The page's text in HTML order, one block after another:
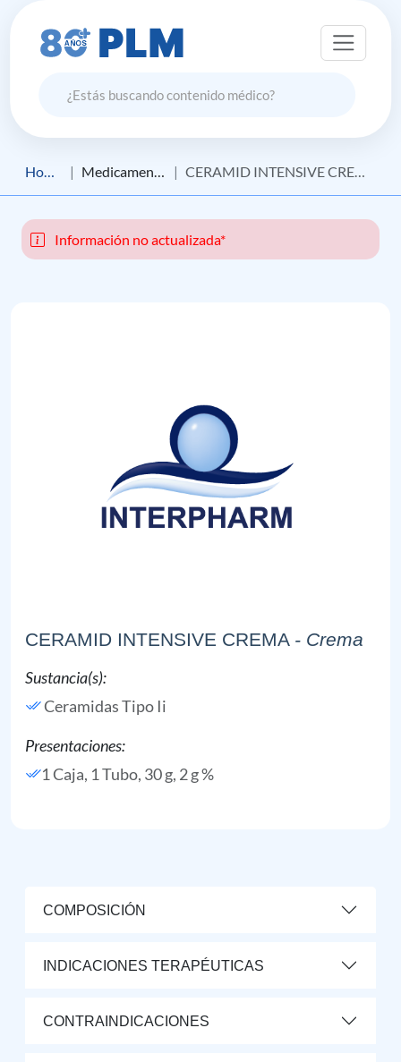
Home Medicamento CERAMID INTENSIVE CREMA
Información no actualizada*
CERAMID INTENSIVE CREMA - Crema
Sustancia(s):
Ceramidas Tipo Ii
Presentaciones:
1 Caja, 1 Tubo, 30 g, 2 g %
COMPOSICIÓN
INDICACIONES TERAPÉUTICAS
CONTRAINDICACIONES